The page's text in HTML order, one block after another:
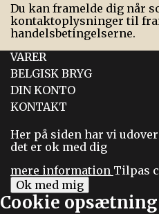
Du kan framelde dig når
kontaktoplysninger til
handelsbetingelserne.
VARER
BELGISK BRYG
DIN KONTO
KONTAKT
Her på siden har vi
det er ok med dig
mere information Tilpas
Ok med mig
Cookie opsætning